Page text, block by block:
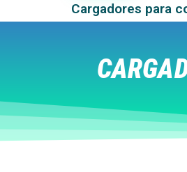
Cargadores para